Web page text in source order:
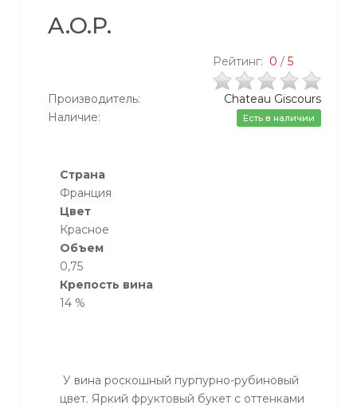
A.O.P.
Рейтинг: 0 / 5
Производитель:
Chateau Giscours
Наличие:
Есть в наличии
Страна
Франция
Цвет
Красное
Объем
0,75
Крепость вина
14 %
У вина роскошный пурпурно-рубиновый
цвет. Яркий фруктовый букет с оттенками